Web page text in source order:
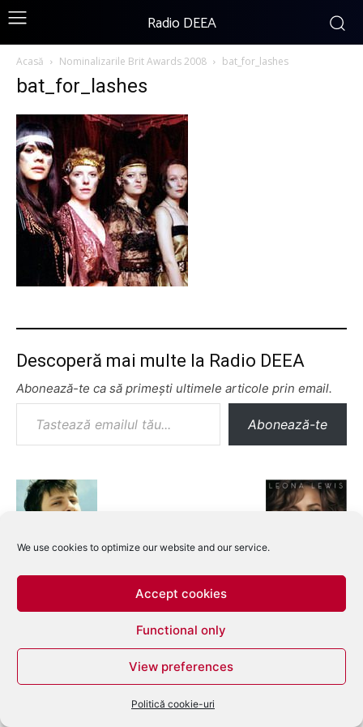
We use cookies to optimize our website and our service.
Accept cookies
Functional only
View preferences
Politică cookie-uri
Radio DEEA
Acasă Nominalizarile Brit Awards 2008 bat_for_lashes
bat_for_lashes
Descoperă mai multe la Radio DEEA
Abonează-te ca să primești ultimele articole prin email.
Tastează emailul tău...
Abonează-te